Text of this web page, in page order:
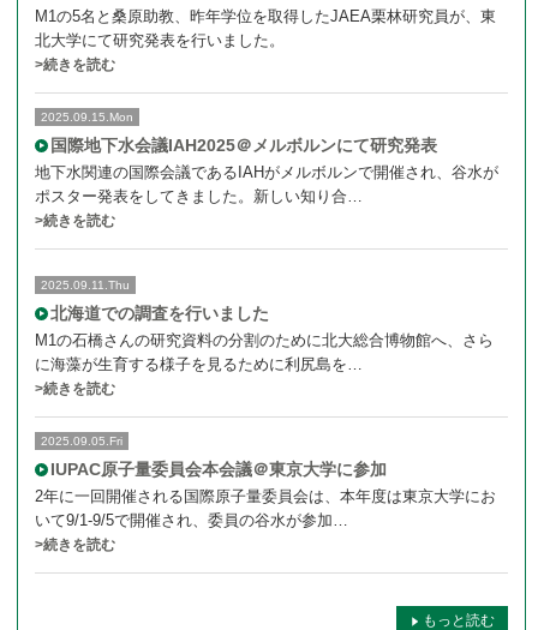
M1の5名と桑原助教、昨年学位を取得したJAEA栗林研究員が、東
北大学にて研究発表を行いました。
>続きを読む
2025.09.15.Mon
国際地下水会議IAH2025＠メルボルンにて研究発表
地下水関連の国際会議であるIAHがメルボルンで開催され、谷水が
ポスター発表をしてきました。新しい知り合…
>続きを読む
2025.09.11.Thu
北海道での調査を行いました
M1の石橋さんの研究資料の分割のために北大総合博物館へ、さら
に海藻が生育する様子を見るために利尻島を…
>続きを読む
2025.09.05.Fri
IUPAC原子量委員会本会議＠東京大学に参加
2年に一回開催される国際原子量委員会は、本年度は東京大学にお
いて9/1-9/5で開催され、委員の谷水が参加…
>続きを読む
もっと読む